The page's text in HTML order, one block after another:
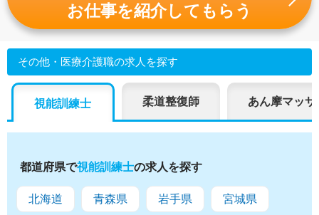
お仕事を紹介してもらう
その他・医療介護職の求人を探す
視能訓練士 柔道整復師 あん摩マッ
都道府県で視能訓練士の求人を探す
北海道 青森県 岩手県 宮城県